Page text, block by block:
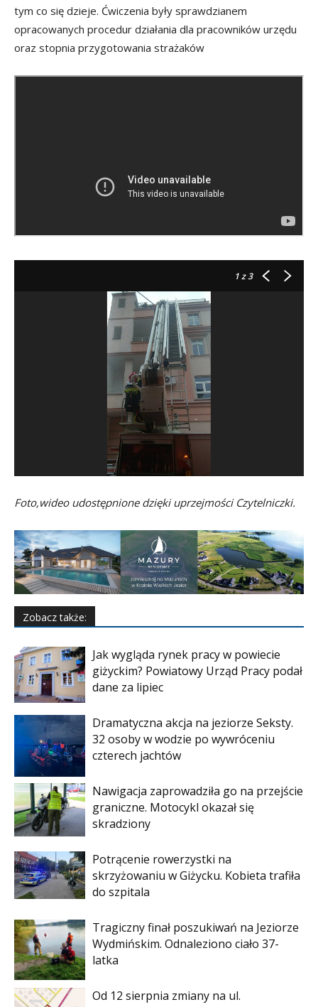
tym co się dzieje. Ćwiczenia były sprawdzianem
opracowanych procedur działania dla pracowników urzędu
oraz stopnia przygotowania strażaków
1z 3
Foto,wideo udostępnione dzięki uprzejmości Czytelniczki.
Zobacz także:
Jak wygląda rynek pracy w powiecie
giżyckim? Powiatowy Urząd Pracy podał
dane za lipiec
Dramatyczna akcja na jeziorze Seksty.
32 osoby w wodzie po wywróceniu
czterech jachtów
Nawigacja zaprowadziła go na przejście
graniczne. Motocykl okazał się
skradziony
Potrącenie rowerzystki na
skrzyżowaniu w Giżycku. Kobieta trafiła
do szpitala
Tragiczny finał poszukiwań na Jeziorze
Wydmińskim. Odnaleziono ciało 37-
latka
Od 12 sierpnia zmiany na ul.